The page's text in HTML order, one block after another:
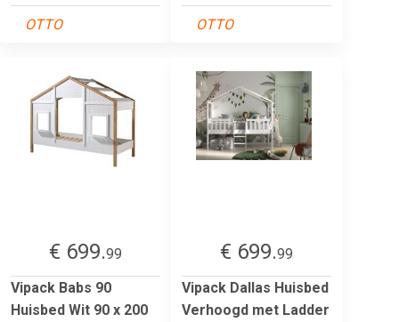
OTTO OTTO
€ 699.99
Vipack Babs 90
Huisbed Wit 90 x 200
€ 699.99
Vipack Dallas Huisbed
Verhoogd met Ladder